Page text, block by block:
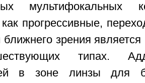
мультифокальных
как прогрессивные,
ближнего зрения
типах.
в зоне линзы для